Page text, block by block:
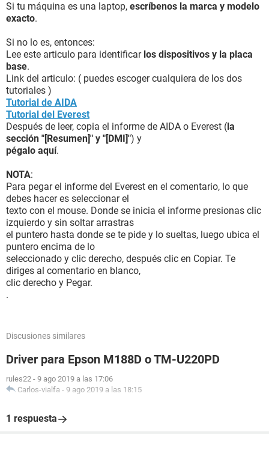
Si tu máquina es una laptop, escríbenos la marca y modelo
exacto.
Si no lo es, entonces:
Lee este articulo para identificar los dispositivos y la placa
base.
Link del articulo: ( puedes escoger cualquiera de los dos
tutoriales )
Tutorial de AIDA
Tutorial del Everest
Después de leer, copia el informe de AIDA o Everest (la
sección "[Resumen]" y "[DMI]") y
pégalo aquí.
NOTA:
Para pegar el informe del Everest en el comentario, lo que
debes hacer es seleccionar el
texto con el mouse. Donde se inicia el informe presionas clic
izquierdo y sin soltar arrastras
el puntero hasta donde se te pide y lo sueltas, luego ubica el
puntero encima de lo
seleccionado y clic derecho, después clic en Copiar. Te
diriges al comentario en blanco,
clic derecho y Pegar.
.
Discusiones similares
Driver para Epson M188D o TM-U220PD
rules22 - 9 ago 2019 a las 17:06
Carlos-vialfa - 9 ago 2019 a las 18:15
1 respuesta